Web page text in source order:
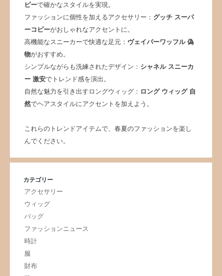
ピーで確かなスタイルを実現。
ファッションに個性を加えるアクセサリー： グッチ スーパ
ーコピーがおしゃれなアクセントに。
高機能なスニーカーで快適な足元： ヴェイパーワッフル 偽
物がおすすめ。
シンプルながらも洗練されたデザイン： シャネル スニーカ
ー 激安でトレンド感を演出。
自然な魅力を引き出すロングウィッグ： ロング ウィッグ 自
然でヘアスタイルにアクセントを加えよう。
これらのトレンドアイテムで、春夏のファッションを楽し
んでください。
カテゴリー
アクセサリー
ウィッグ
バッグ
ファッションニュース
時計
服
財布